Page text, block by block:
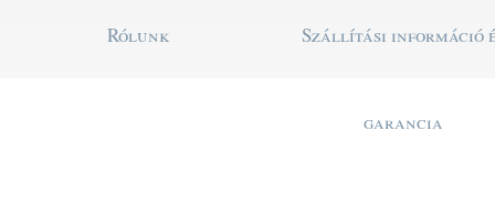
Rólunk Szállítási információ
garancia